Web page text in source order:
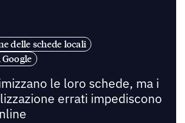
delle schede locali
le loro schede, ma i
errati impediscono